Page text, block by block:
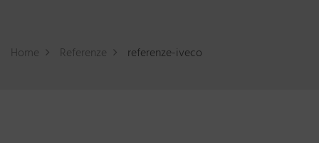
Home Referenze referenze-iveco